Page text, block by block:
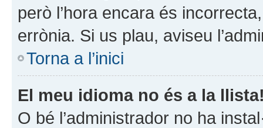
però l’hora encara és
errònia. Si us plau, aviseu
Torna a l’inici
El meu idioma no és a la
O bé l’administrador no ha